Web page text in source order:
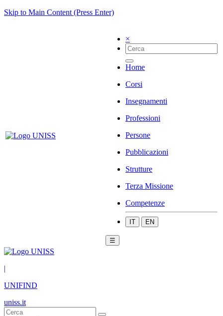
Skip to Main Content (Press Enter)
×
Home
Corsi
Insegnamenti
Professioni
Persone
Pubblicazioni
Strutture
Terza Missione
Competenze
IT EN
☰
|
UNIFIND
uniss.it